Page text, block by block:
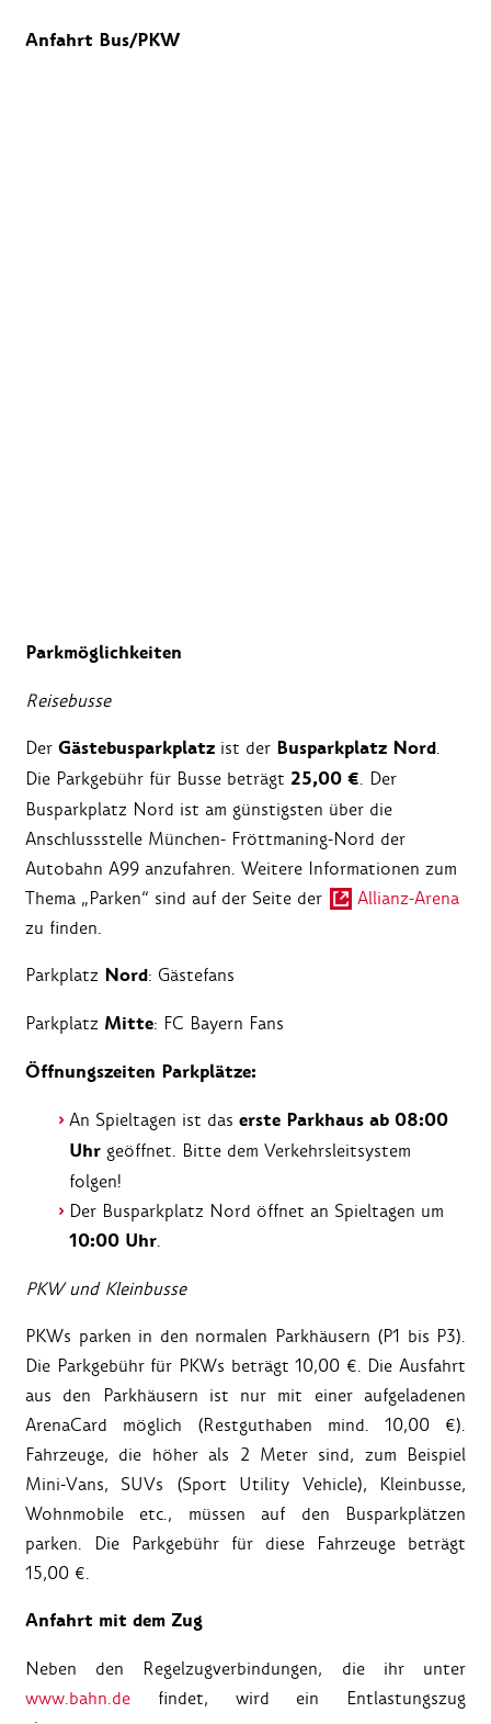
Anfahrt Bus/PKW
Parkmöglichkeiten
Reisebusse
Der Gästebusparkplatz ist der Busparkplatz Nord.
Die Parkgebühr für Busse beträgt 25,00 €. Der
Busparkplatz Nord ist am günstigsten über die
Anschlussstelle München- Fröttmaning-Nord der
Autobahn A99 anzufahren. Weitere Informationen zum
Thema „Parken“ sind auf der Seite der
Allianz-Arena
zu finden.
Parkplatz Nord: Gästefans
Parkplatz Mitte: FC Bayern Fans
Öffnungszeiten Parkplätze:
An Spieltagen ist das erste Parkhaus ab 08:00
Uhr geöffnet. Bitte dem Verkehrsleitsystem
folgen!
Der Busparkplatz Nord öffnet an Spieltagen um
10:00 Uhr.
PKW und Kleinbusse
PKWs parken in den normalen Parkhäusern (P1 bis P3).
Die Parkgebühr für PKWs beträgt 10,00 €. Die Ausfahrt
aus den Parkhäusern ist nur mit einer aufgeladenen
ArenaCard möglich (Restguthaben mind. 10,00 €).
Fahrzeuge, die höher als 2 Meter sind, zum Beispiel
Mini-Vans, SUVs (Sport Utility Vehicle), Kleinbusse,
Wohnmobile etc., müssen auf den Busparkplätzen
parken. Die Parkgebühr für diese Fahrzeuge beträgt
15,00 €.
Anfahrt mit dem Zug
Neben den Regelzugverbindungen, die ihr unter
www.bahn.de findet, wird ein Entlastungszug